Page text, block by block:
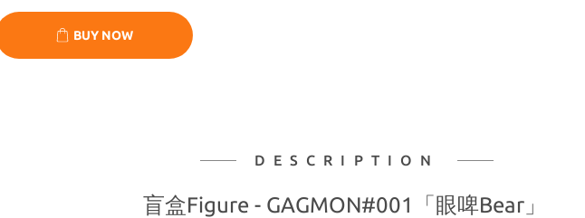
BUY NOW
DESCRIPTION
盲盒Figure - GAGMON#001「眼啤Bear」